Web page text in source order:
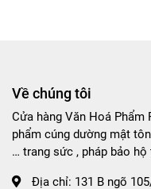
Về chúng tôi
Cửa hàng Văn Hoá Phẩm
phẩm cúng dường mật
… trang sức , pháp bảo hộ
Địa chỉ: 131 B ngõ